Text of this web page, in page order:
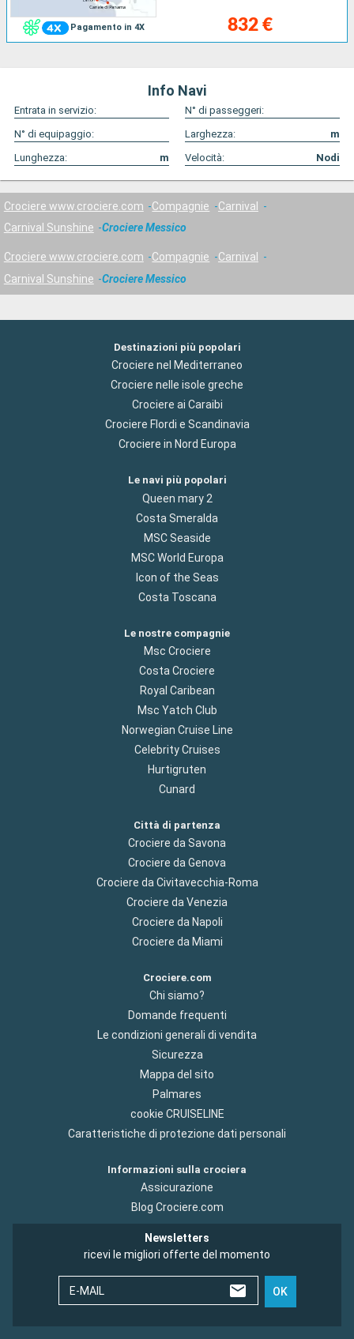
Pagamento in 4X 832 €
Info Navi
Entrata in servizio:
N° di passeggeri:
N° di equipaggio:
Larghezza:
m
Lunghezza:
m Velocità: Nodi
Crociere www.crociere.com Compagnie
Carnival
Carnival Sunshine
Crociere Messico
Crociere www.crociere.com Compagnie
Carnival
Carnival Sunshine
Crociere Messico
Destinazioni più popolari
Crociere nel Mediterraneo
Crociere nelle isole greche
Crociere ai Caraibi
Crociere Flordi e Scandinavia
Crociere in Nord Europa
Le navi più popolari
Queen mary 2
Costa Smeralda
MSC Seaside
MSC World Europa
Icon of the Seas
Costa Toscana
Le nostre compagnie
Msc Crociere
Costa Crociere
Royal Caribean
Msc Yatch Club
Norwegian Cruise Line
Celebrity Cruises
Hurtigruten
Cunard
Città di partenza
Crociere da Savona
Crociere da Genova
Crociere da Civitavecchia-Roma
Crociere da Venezia
Crociere da Napoli
Crociere da Miami
Crociere.com
Chi siamo?
Domande frequenti
Le condizioni generali di vendita
Sicurezza
Mappa del sito
Palmares
cookie CRUISELINE
Caratteristiche di protezione dati personali
Informazioni sulla crociera
Assicurazione
Blog Crociere.com
Newsletters
ricevi le migliori offerte del momento
E-MAIL OK